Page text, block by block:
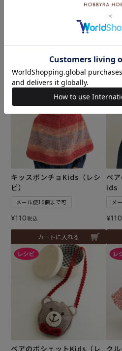
パレットマフラー＆キャッ
¥110税込
ロー
メ
¥110
キッスポンチョKids（レシ
ピ）
メール便10個まで可
¥110税込
カートに入れる
ベ
ids
メ
¥110
ベアのポシェットKids（レ
ク